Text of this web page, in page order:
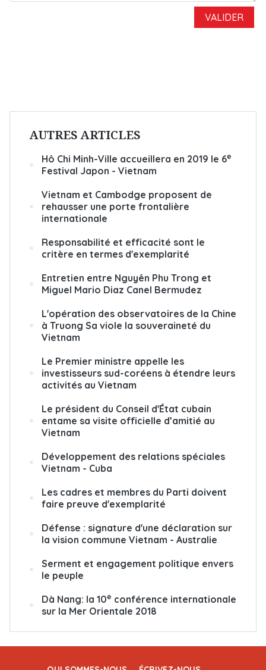
AUTRES ARTICLES
Hô Chi Minh-Ville accueillera en 2019 le 6e
Festival Japon - Vietnam
Vietnam et Cambodge proposent de
rehausser une porte frontalière
internationale
Responsabilité et efficacité sont le
critère en termes d'exemplarité
Entretien entre Nguyên Phu Trong et
Miguel Mario Diaz Canel Bermudez
L'opération des observatoires de la Chine
à Truong Sa viole la souveraineté du
Vietnam
Le Premier ministre appelle les
investisseurs sud-coréens à étendre leurs
activités au Vietnam
Le président du Conseil d'État cubain
entame sa visite officielle d’amitié au
Vietnam
Développement des relations spéciales
Vietnam - Cuba
Les cadres et membres du Parti doivent
faire preuve d'exemplarité
Défense : signature d'une déclaration sur
la vision commune Vietnam - Australie
Serment et engagement politique envers
le peuple
Dà Nang: la 10e conférence internationale
sur la Mer Orientale 2018